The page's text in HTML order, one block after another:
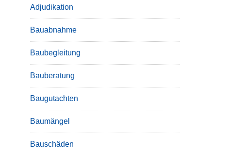
Adjudikation
Bauabnahme
Baubegleitung
Bauberatung
Baugutachten
Baumängel
Bauschäden